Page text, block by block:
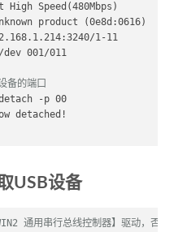
High Speed(480Mbps)
product (0e8d:0616)
1-11
dev 001/011
备的端口
-p 00
detached!
USB设备
WIN2 通用串行总线控制器】驱